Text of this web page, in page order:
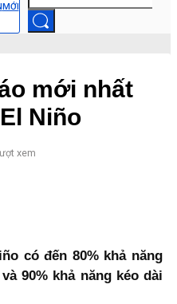
MỚI
mới nhất
Niño
lượt xem
có đến 80% khả năng
90% khả năng kéo dài